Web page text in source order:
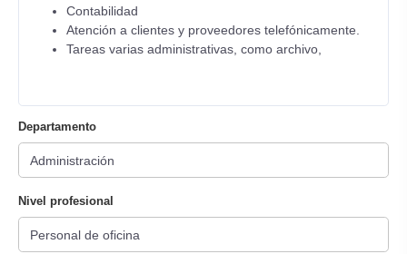
Contabilidad
Atención a clientes y proveedores telefónicamente.
Tareas varias administrativas, como archivo,
Departamento
Nivel profesional